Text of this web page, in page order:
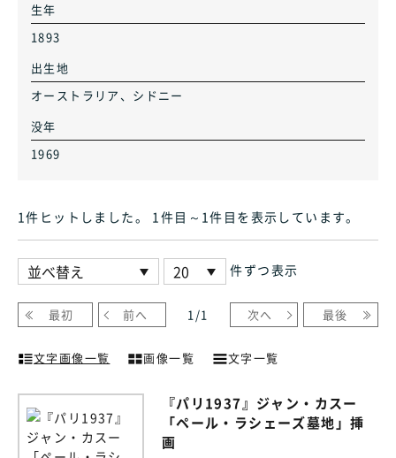
生年
1893
出生地
オーストラリア、シドニー
没年
1969
1件ヒット しました。 1件目～1件目 を表示しています。
件ずつ表示
最初 前へ 1 /1 次へ 最後
文字画像一覧 画像一覧 文字一覧
『パリ1937』ジャン・カスー
「ペール・ラシェーズ墓地」挿
画